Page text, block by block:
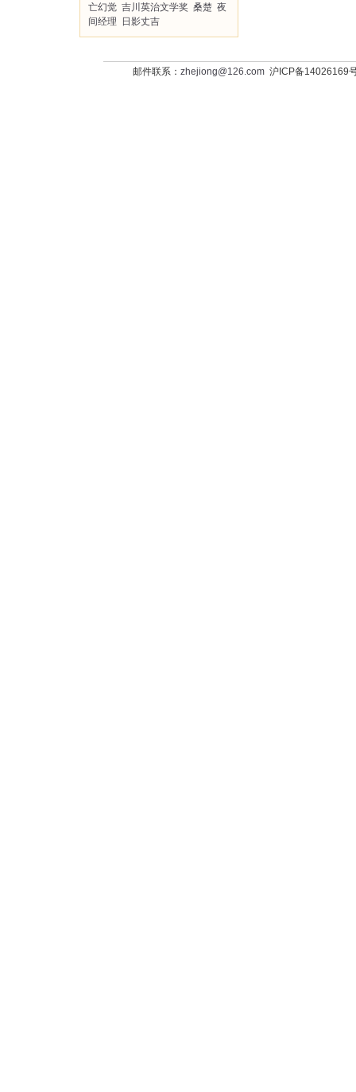
亡幻觉 吉川英治文学奖 桑楚 夜
间经理
日影丈吉
邮件联系： zhejiong@126.com沪ICP备14026169